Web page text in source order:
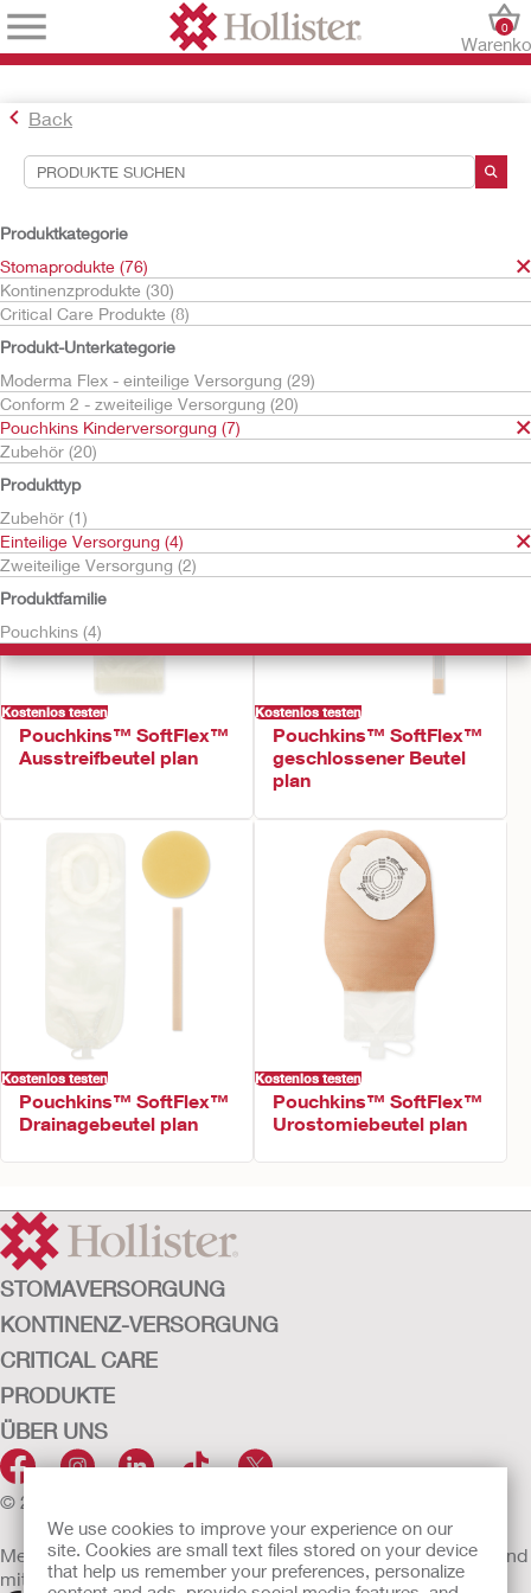
We use cookies to improve your experience on our
site. Cookies are small text files stored on your device
that help us remember your preferences, personalize
0
Back
Produktkategorie
Stomaprodukte (76)
Kontinenzprodukte (30)
Critical Care Produkte (8)
Produkt-Unterkategorie
Moderma Flex - einteilige Versorgung (29)
Conform 2 - zweiteilige Versorgung (20)
Pouchkins Kinderversorgung (7)
Zubehör (20)
Produkttyp
Zubehör (1)
Einteilige Versorgung (4)
Zweiteilige Versorgung (2)
Produktfamilie
Pouchkins (4)
Suchwerkzeuge
Ihre Auswahl:
Stomaprodukte
Pouchkins Kinderversorgung
Einteilige Versorgung
Ihre Auswahl hat
Ergebnisse ergeben
Sortieren nach:
Kostenlos testen
Pouchkins™ SoftFlex™
Ausstreifbeutel plan
Kostenlos testen
Pouchkins™ SoftFlex™
geschlossener Beutel
plan
Kostenlos testen
Pouchkins™ SoftFlex™
Drainagebeutel plan
Kostenlos testen
Pouchkins™ SoftFlex™
Urostomiebeutel plan
STOMAVERSORGUNG
KONTINENZ-VERSORGUNG
CRITICAL CARE
PRODUKTE
ÜBER UNS
© 2026 Hollister Incorporated
Medizinprodukte, die innerhalb der EU vertrieben werden, sind
mit einem der folgenden Symbole gekennzeichnet